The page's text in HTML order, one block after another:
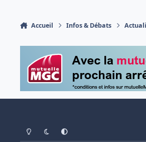
Accueil Infos & Débats
Light ModeDark ModeSystem Preference